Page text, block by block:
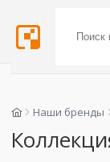
Наши бренды